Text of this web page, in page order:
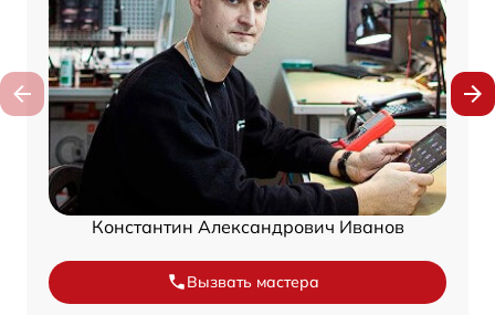
Константин Александрович Иванов
Вызвать мастера